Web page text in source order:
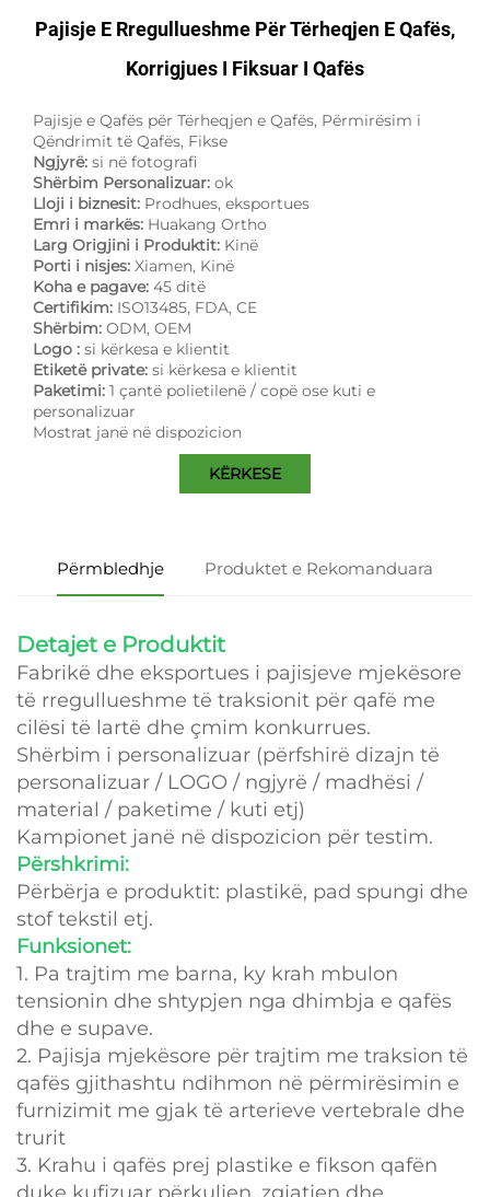
Pajisje E Rregullueshme Për Tërheqjen E Qafës,
Korrigjues I Fiksuar I Qafës
Pajisje e Qafës për Tërheqjen e Qafës, Përmirësim i
Qëndrimit të Qafës, Fikse
Ngjyrë: si në fotografi
Shërbim Personalizuar: ok
Lloji i biznesit: Prodhues, eksportues
Emri i markës: Huakang Ortho
Larg Origjini i Produktit: Kinë
Porti i nisjes: Xiamen, Kinë
Koha e pagave: 45 ditë
Certifikim: ISO13485, FDA, CE
Shërbim: ODM, OEM
Logo : si kërkesa e klientit
Etiketë private: si kërkesa e klientit
Paketimi: 1 çantë polietilenë / copë ose kuti e
personalizuar
Mostrat janë në dispozicion
KËRKESE
Përmbledhje Produktet e Rekomanduara
Detajet e Produktit
Fabrikë dhe eksportues i pajisjeve mjekësore
të rregullueshme të traksionit për qafë me
cilësi të lartë dhe çmim konkurrues.
Shërbim i personalizuar (përfshirë dizajn të
personalizuar / LOGO / ngjyrë / madhësi /
material / paketime / kuti etj)
Kampionet janë në dispozicion për testim.
Përshkrimi:
Përbërja e produktit: plastikë, pad spungi dhe
stof tekstil etj.
Funksionet:
1. Pa trajtim me barna, ky krah mbulon
tensionin dhe shtypjen nga dhimbja e qafës
dhe e supave.
2. Pajisja mjekësore për trajtim me traksion të
qafës gjithashtu ndihmon në përmirësimin e
furnizimit me gjak të arterieve vertebrale dhe
trurit
3. Krahu i qafës prej plastike e fikson qafën